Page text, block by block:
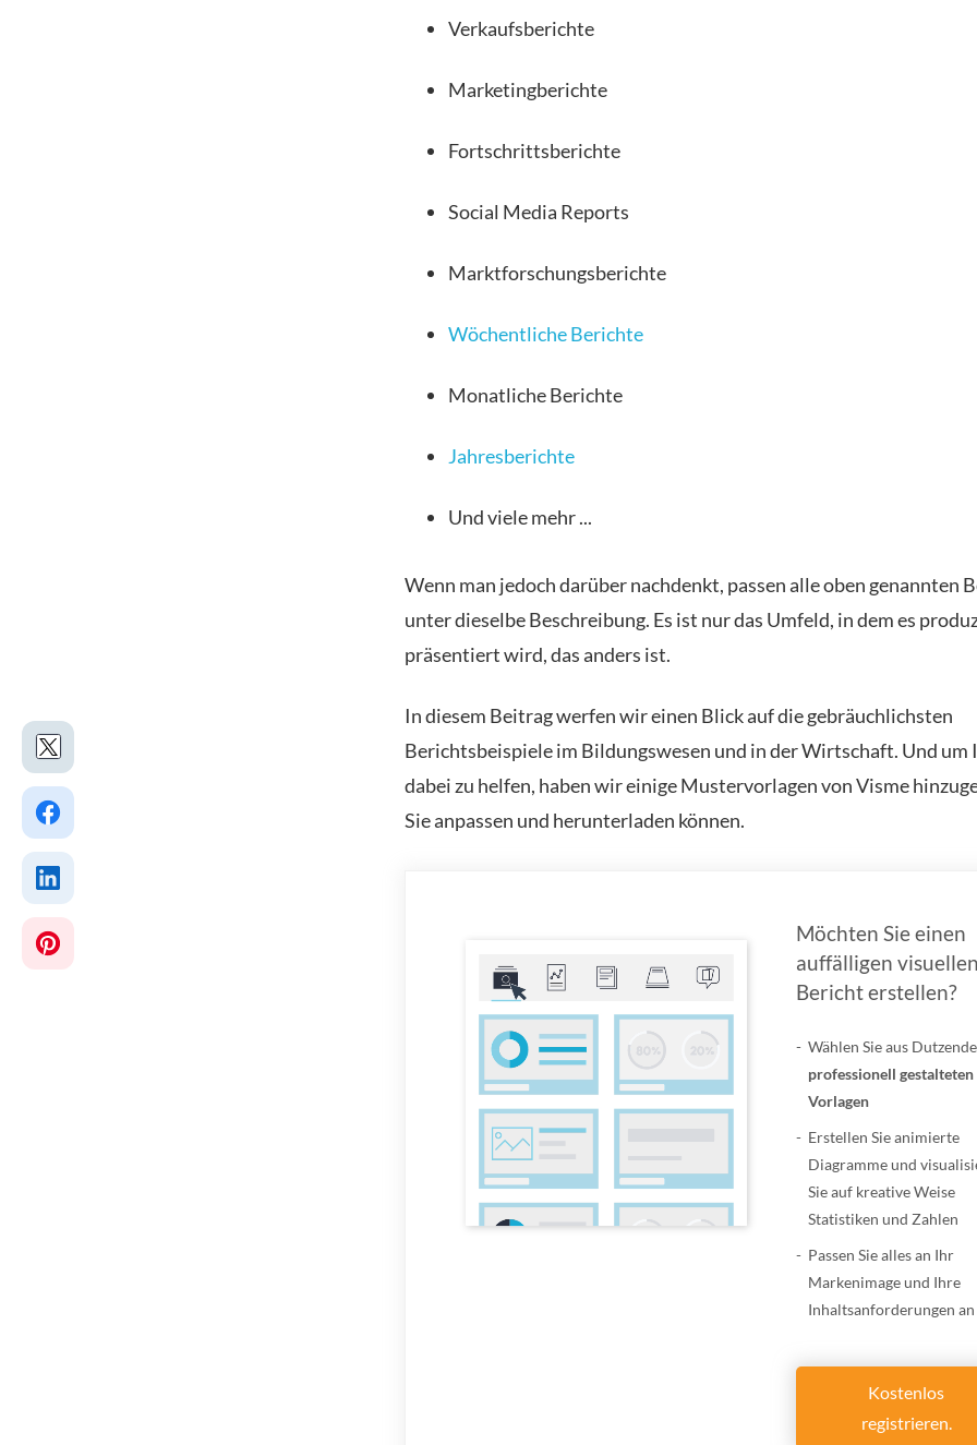
Verkaufsberichte
Marketingberichte
Fortschrittsberichte
Social Media Reports
Marktforschungsberichte
Wöchentliche Berichte
Monatliche Berichte
Jahresberichte
Und viele mehr ...
Wenn man jedoch darüber nachdenkt, passen alle oben genannten
unter dieselbe Beschreibung. Es ist nur das Umfeld, in dem es
präsentiert wird, das anders ist.
In diesem Beitrag werfen wir einen Blick auf die gebräuchlichsten
Berichtsbeispiele im Bildungswesen und in der Wirtschaft. Und um
dabei zu helfen, haben wir einige Mustervorlagen von Visme
Sie anpassen und herunterladen können.
Möchten Sie einen
auffälligen visuellen
Bericht erstellen?
Wählen Sie aus
professionell gestalteten
Vorlagen
Erstellen Sie animierte
Diagramme und
Sie auf kreative Weise
Statistiken und Zahlen
Passen Sie alles an Ihr
Markenimage und Ihre
Inhaltsanforderungen an
Kostenlos
registrieren.